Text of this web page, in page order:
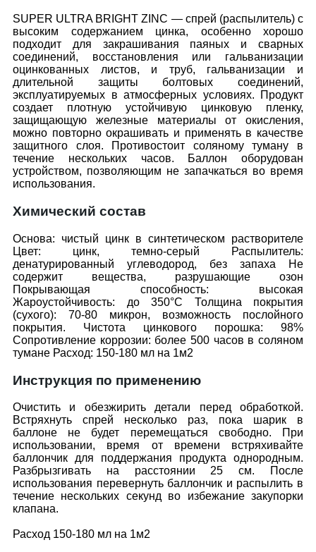
SUPER ULTRA BRIGHT ZINC — спрей (распылитель) с
высоким содержанием цинка, особенно хорошо
подходит для закрашивания паяных и сварных
соединений, восстановления или гальванизации
оцинкованных листов, и труб, гальванизации и
длительной защиты болтовых соединений,
эксплуатируемых в атмосферных условиях. Продукт
создает плотную устойчивую цинковую пленку,
защищающую железные материалы от окисления,
можно повторно окрашивать и применять в качестве
защитного слоя. Противостоит соляному туману в
течение нескольких часов. Баллон оборудован
устройством, позволяющим не запачкаться во время
использования.
Химический состав
Основа: чистый цинк в синтетическом растворителе
Цвет: цинк, темно-серый Распылитель:
денатурированный углеводород, без запаха Не
содержит вещества, разрушающие озон
Покрывающая способность: высокая
Жароустойчивость: до 350°C Толщина покрытия
(сухого): 70-80 микрон, возможность послойного
покрытия. Чистота цинкового порошка: 98%
Сопротивление коррозии: более 500 часов в соляном
тумане Расход: 150-180 мл на 1м2
Инструкция по применению
Очистить и обезжирить детали перед обработкой.
Встряхнуть спрей несколько раз, пока шарик в
баллоне не будет перемещаться свободно. При
использовании, время от времени встряхивайте
баллончик для поддержания продукта однородным.
Разбрызгивать на расстоянии 25 см. После
использования перевернуть баллончик и распылить в
течение нескольких секунд во избежание закупорки
клапана.
Расход 150-180 мл на 1м2